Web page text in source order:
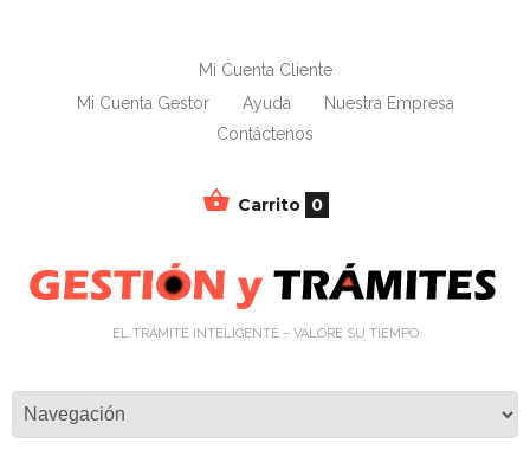
Mi Cuenta Cliente
Mi Cuenta Gestor
Ayuda
Nuestra Empresa
Contáctenos
Carrito 0
EL TRÁMITE INTELIGENTE – VALORE SU TIEMPO